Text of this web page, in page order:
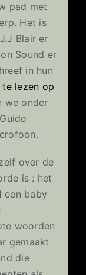
pad met
Het is
Blair er
Sound er
in hun
lezen op
we onder
over de
is : het
een baby
woorden
gemaakt
die